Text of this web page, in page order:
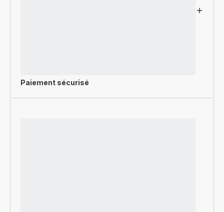
Paiement sécurisé